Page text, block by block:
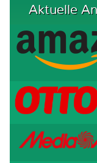
Aktuelle